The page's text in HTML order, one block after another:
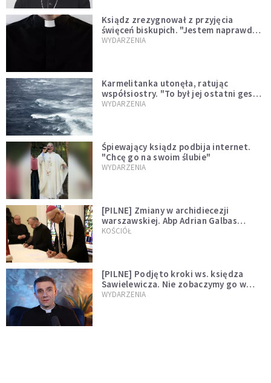
Ksiądz zrezygnował z przyjęcia
święceń biskupich. "Jestem naprawdę
niegodny"
WYDARZENIA
Karmelitanka utonęła, ratując
współsiostry. "To był jej ostatni gest
miłości"
WYDARZENIA
Śpiewający ksiądz podbija internet.
"Chcę go na swoim ślubie"
WYDARZENIA
[PILNE] Zmiany w archidiecezji
warszawskiej. Abp Adrian Galbas
wręczył dekrety nowym proboszczom
KOŚCIÓŁ
[PILNE] Podjęto kroki ws. księdza
Sawielewicza. Nie zobaczymy go w
mediach
WYDARZENIA